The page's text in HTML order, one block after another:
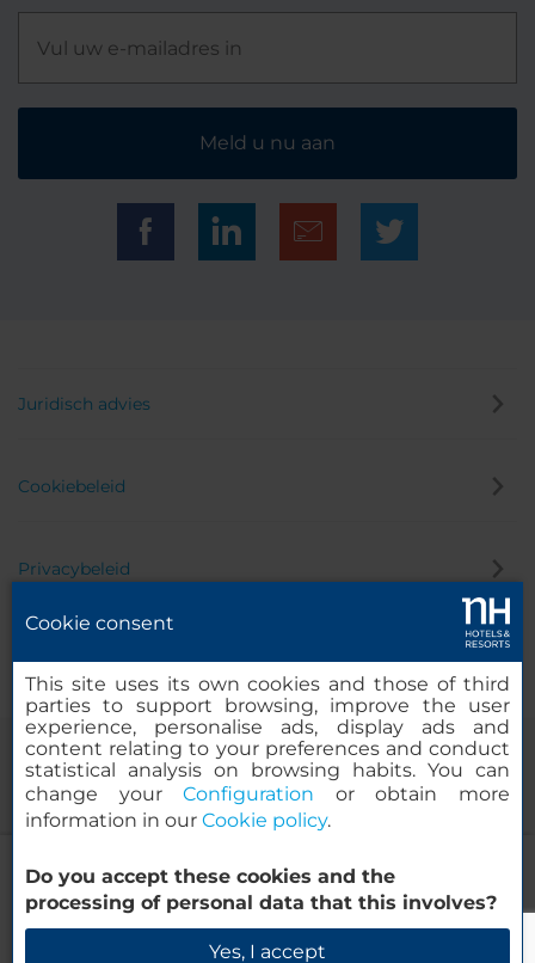
NH Toulouse Airport
Beschikbaarheid controleren
Meld u nu aan
Juridisch advies
Cookiebeleid
Privacybeleid
© 2000-2026 MINOR HOTELS EUROPE & AMERICAS Santa Engracia
Cookie consent
This site uses its own cookies and those of third
parties to support browsing, improve the user
experience, personalise ads, display ads and
content relating to your preferences and conduct
statistical analysis on browsing habits. You can
change yourConfiguration or obtain more
information in our Cookie policy.
Do you accept these cookies and the
processing of personal data that this involves?
Yes, I accept